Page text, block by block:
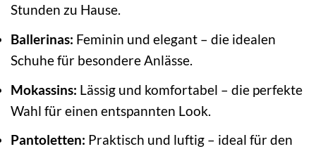
Stunden zu Hause.
Ballerinas: Feminin und elegant – die idealen
Schuhe für besondere Anlässe.
Mokassins: Lässig und komfortabel – die perfekte
Wahl für einen entspannten Look.
Pantoletten: Praktisch und luftig – ideal für den